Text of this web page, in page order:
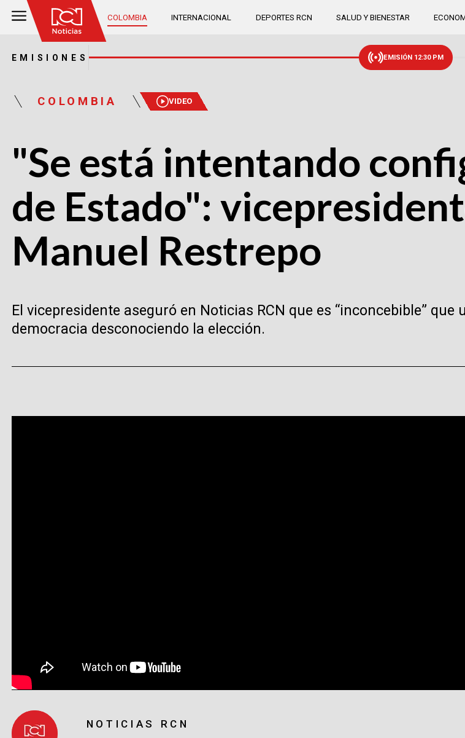
COLOMBIA INTERNACIONAL DEPORTES RCN SALUD Y BIENESTAR
EMISIONES EMISIÓN 12:30 PM
COLOMBIA VIDEO
"Se está intentando
de Estado":
Manuel Restrepo
El vicepresidente aseguró en Noticias RCN que es “inconcebible”
democracia desconociendo la elección.
NOTICIAS RCN